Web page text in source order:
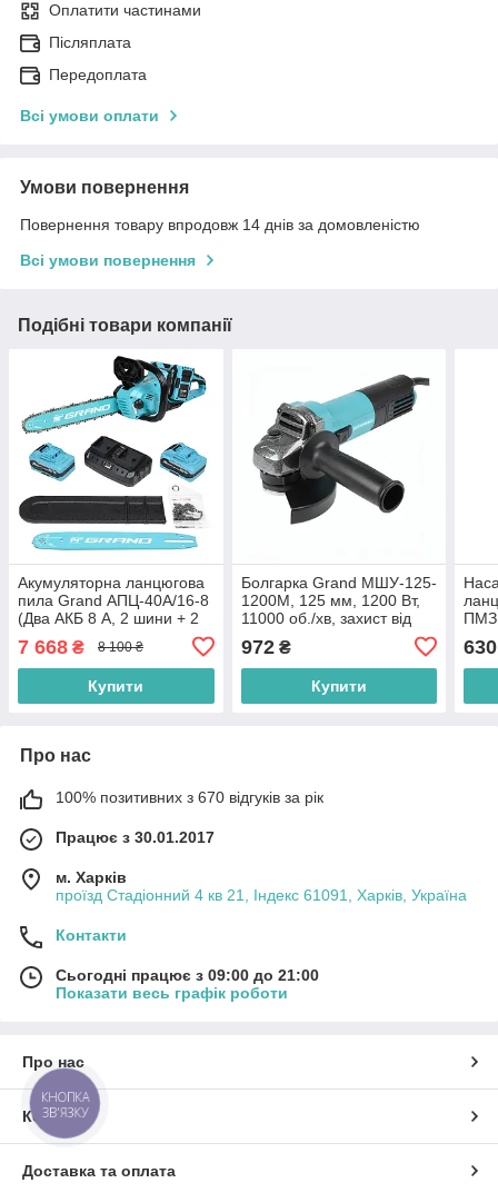
Оплатити частинами
Післяплата
Передоплата
Всі умови оплати
Умови повернення
Повернення товару впродовж 14 днів за домовленістю
Всі умови повернення
Подібні товари компанії
Акумуляторна ланцюгова
пила Grand АПЦ-40А/16-8
(Два АКБ 8 А, 2 шини + 2
7 668 ₴ 8 100 ₴
Купити
Болгарка Grand МШУ-125-
1200М, 125 мм, 1200 Вт,
11000 об./хв, захист від
972₴
Купити
ПМЗ
630
Про нас
100% позитивних з 670 відгуків за рік
Працює з 30.01.2017
м. Харків
проїзд Стадіонний 4 кв 21, Індекс 61091, Харків, Україна
Контакти
Сьогодні працює з 09:00 до 21:00
Показати весь графік роботи
Про нас
Контакти
Доставка та оплата
КНОПКА
ЗВ'ЯЗКУ